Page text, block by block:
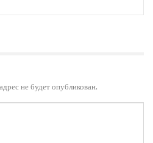
не будет опубликован.